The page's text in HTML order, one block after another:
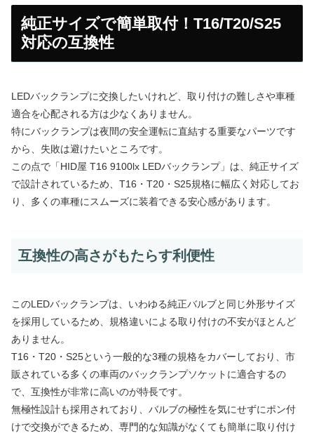
純正サイズで簡単取付！T16/T20/S25
対応の互換性
LEDバックランプに交換したいけれど、取り付けの難しさや車種
適合を心配される方は少なくありません。
特にバックランプは夜間の安全運転に直結する重要なパーツです
から、失敗は避けたいところです。
この点で「HID屋 T16 9100lx LEDバックランプ」は、純正サイズ
で設計されているため、T16・T20・S25規格に幅広く対応してお
り、多くの車種にスムーズに装着できる安心感があります。
互換性の高さがもたらす利便性
このLEDバックランプは、いわゆる純正バルブと同じ外形サイズ
を採用しているため、規格違いによる取り付けの不安がほとんど
ありません。
T16・T20・S25という一般的な3種の規格をカバーしており、市
販されている多くの車両のバックランプソケットに適合するの
で、互換性が非常に高いのが特長です。
無極性設計も採用されており、バルブの極性を気にせずにポン付
けで交換ができるため、専門的な知識がなくても簡単に取り付け